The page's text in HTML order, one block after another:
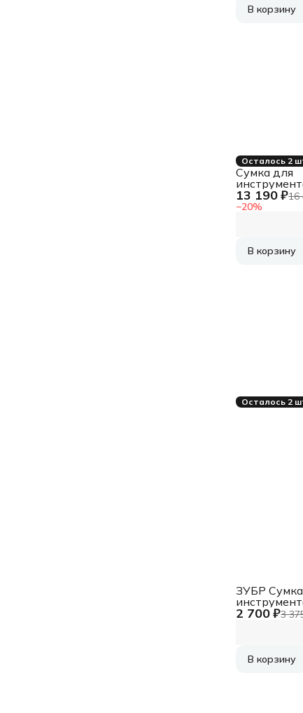
В корзину
Осталось 2
13 190 ₽16
−20%
Сумка для
Knipex KN-
15отд.
В корзину
Осталось 2
2 700 ₽3
ЗУБР
38640
В корзину